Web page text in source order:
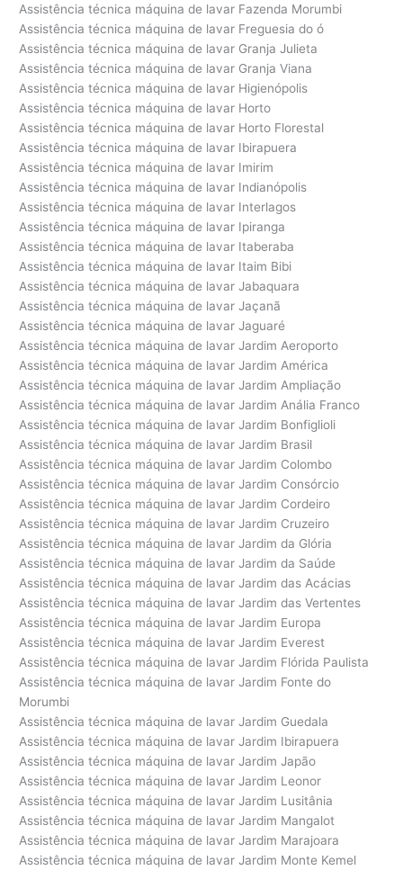
Assistência técnica máquina de lavar Fazenda Morumbi
Assistência técnica máquina de lavar Freguesia do ó
Assistência técnica máquina de lavar Granja Julieta
Assistência técnica máquina de lavar Granja Viana
Assistência técnica máquina de lavar Higienópolis
Assistência técnica máquina de lavar Horto
Assistência técnica máquina de lavar Horto Florestal
Assistência técnica máquina de lavar Ibirapuera
Assistência técnica máquina de lavar Imirim
Assistência técnica máquina de lavar Indianópolis
Assistência técnica máquina de lavar Interlagos
Assistência técnica máquina de lavar Ipiranga
Assistência técnica máquina de lavar Itaberaba
Assistência técnica máquina de lavar Itaim Bibi
Assistência técnica máquina de lavar Jabaquara
Assistência técnica máquina de lavar Jaçanã
Assistência técnica máquina de lavar Jaguaré
Assistência técnica máquina de lavar Jardim Aeroporto
Assistência técnica máquina de lavar Jardim América
Assistência técnica máquina de lavar Jardim Ampliação
Assistência técnica máquina de lavar Jardim Anália Franco
Assistência técnica máquina de lavar Jardim Bonfiglioli
Assistência técnica máquina de lavar Jardim Brasil
Assistência técnica máquina de lavar Jardim Colombo
Assistência técnica máquina de lavar Jardim Consórcio
Assistência técnica máquina de lavar Jardim Cordeiro
Assistência técnica máquina de lavar Jardim Cruzeiro
Assistência técnica máquina de lavar Jardim da Glória
Assistência técnica máquina de lavar Jardim da Saúde
Assistência técnica máquina de lavar Jardim das Acácias
Assistência técnica máquina de lavar Jardim das Vertentes
Assistência técnica máquina de lavar Jardim Europa
Assistência técnica máquina de lavar Jardim Everest
Assistência técnica máquina de lavar Jardim Flórida Paulista
Assistência técnica máquina de lavar Jardim Fonte do
Morumbi
Assistência técnica máquina de lavar Jardim Guedala
Assistência técnica máquina de lavar Jardim Ibirapuera
Assistência técnica máquina de lavar Jardim Japão
Assistência técnica máquina de lavar Jardim Leonor
Assistência técnica máquina de lavar Jardim Lusitânia
Assistência técnica máquina de lavar Jardim Mangalot
Assistência técnica máquina de lavar Jardim Marajoara
Assistência técnica máquina de lavar Jardim Monte Kemel